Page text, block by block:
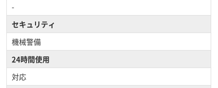
-
セキュリティ
機械警備
24時間使用
対応